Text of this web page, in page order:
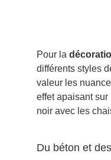
Pour la
différents styles
valeur les
effet apaisant
noir avec les
Du béton et